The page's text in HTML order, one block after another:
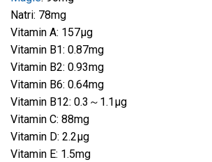
Natri: 78mg
Vitamin A: 157μg
Vitamin B1: 0.87mg
Vitamin B2: 0.93mg
Vitamin B6: 0.64mg
Vitamin B12: 0.3～1.1μg
Vitamin C: 88mg
Vitamin D: 2.2μg
Vitamin E: 1.5mg